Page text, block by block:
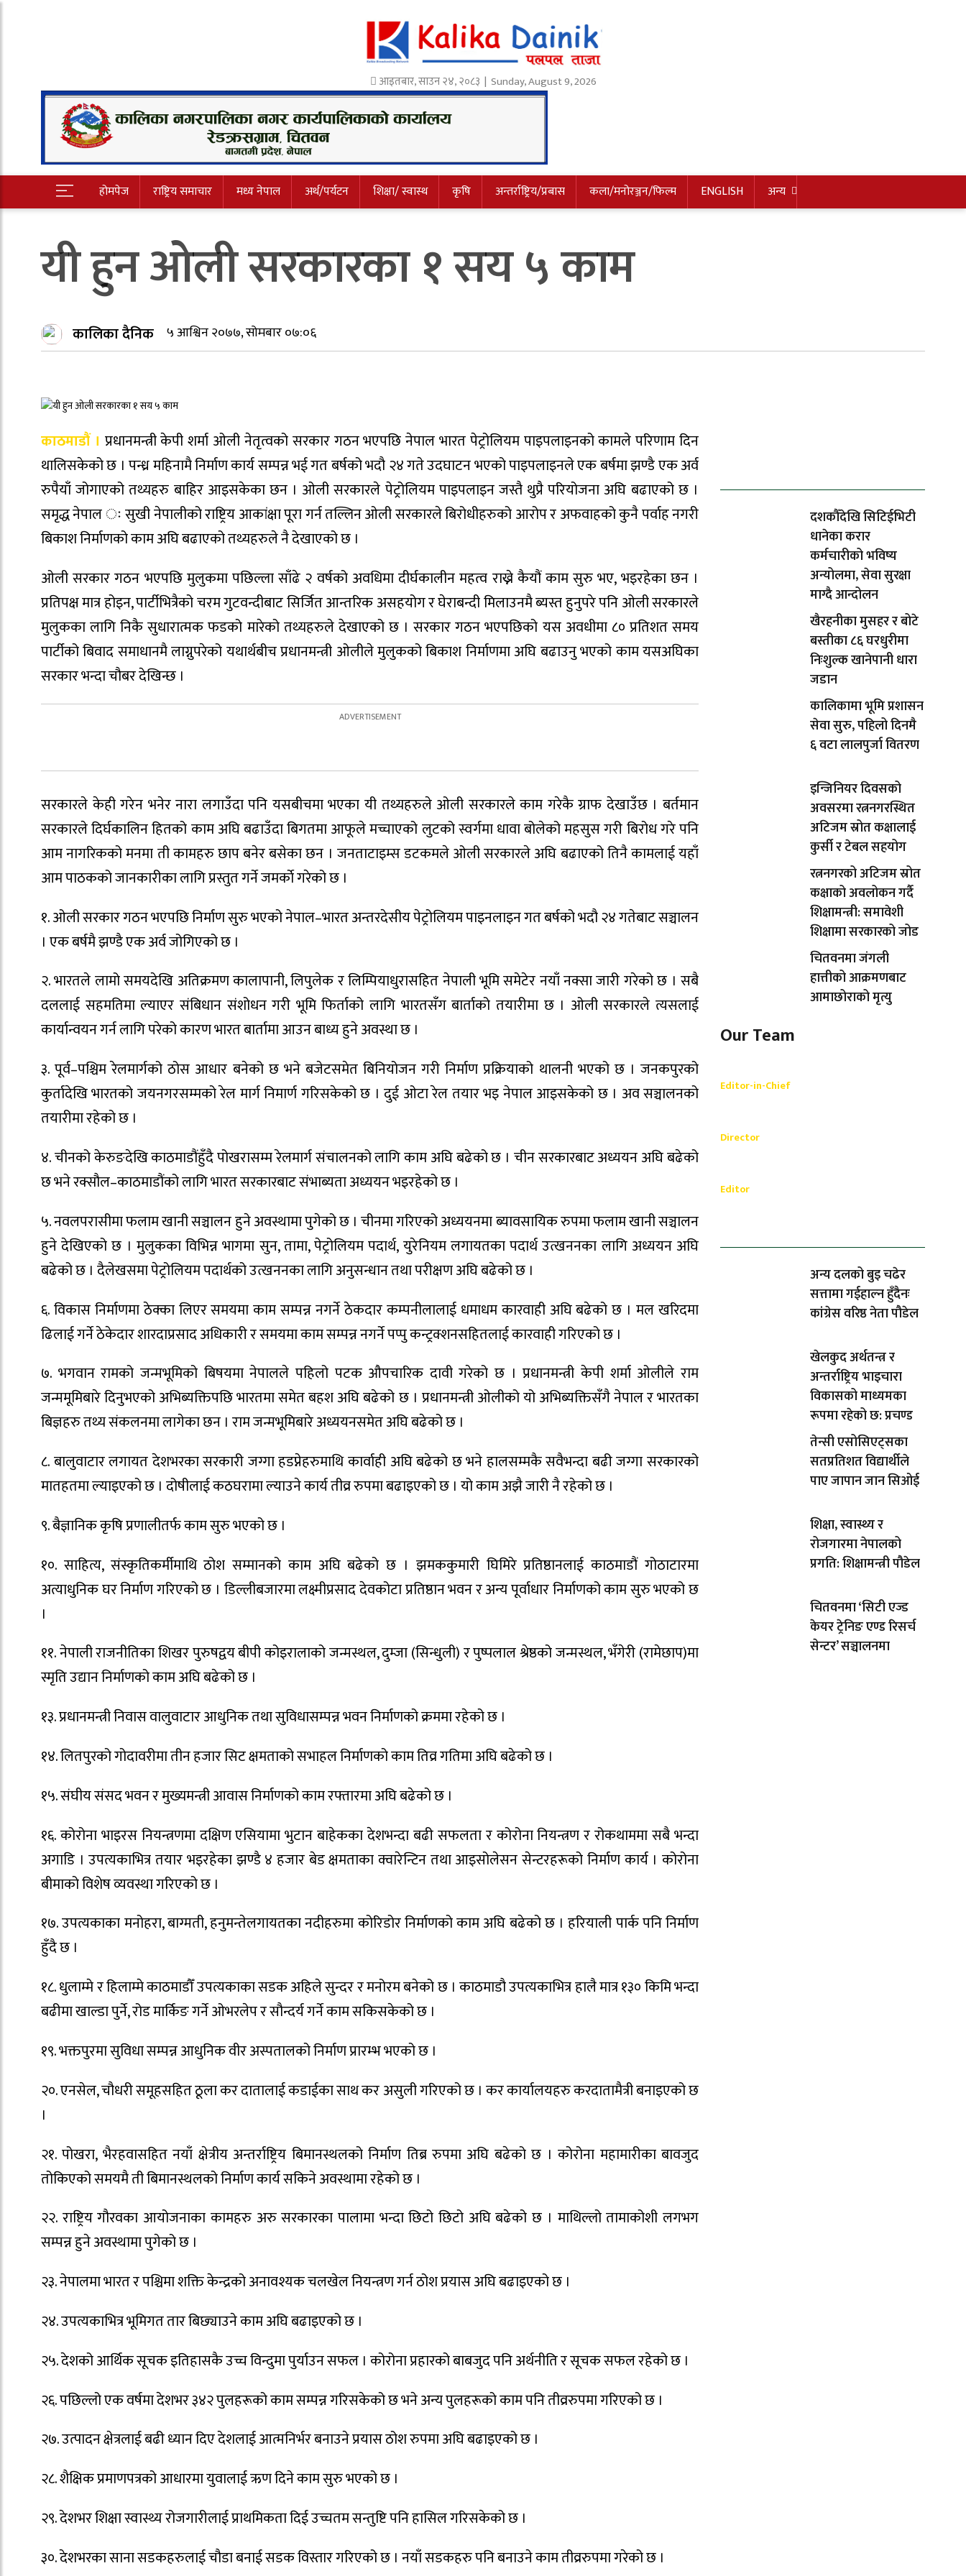
आइतबार,साउन२४,२०८३ | Sunday, August 9, 2026
होमपेज राष्ट्रिय समाचार मध्य नेपाल अर्थ/पर्यटन शिक्षा/ स्वास्थ कृषि अन्तर्राष्ट्रिय/प्रबास कला/मनोरञ्जन/फिल्म ENGLISH अन्य
यी हुन ओली सरकारका १ सय ५ काम
कालिका दैनिक ५ आश्विन २०७७, सोमबार ०७:०६
काठमाडौं । प्रधानमन्त्री केपी शर्मा ओली नेतृत्वको सरकार गठन भएपछि नेपाल भारत पेट्रोलियम पाइपलाइनको कामले परिणाम दिन
थालिसकेको छ । पन्ध्र महिनामै निर्माण कार्य सम्पन्न भई गत बर्षको भदौ २४ गते उदघाटन भएको पाइपलाइनले एक बर्षमा झण्डै एक अर्व
रुपैयाँ जोगाएको तथ्यहरु बाहिर आइसकेका छन । ओली सरकारले पेट्रोलियम पाइपलाइन जस्तै थुप्रै परियोजना अघि बढाएको छ ।
समृद्ध नेपाल ः सुखी नेपालीको राष्ट्रिय आकांक्षा पूरा गर्न तल्लिन ओली सरकारले बिरोधीहरुको आरोप र अफवाहको कुनै पर्वाह नगरी
बिकाश निर्माणको काम अघि बढाएको तथ्यहरुले नै देखाएको छ ।
ओली सरकार गठन भएपछि मुलुकमा पछिल्ला साँढे २ वर्षको अवधिमा दीर्घकालीन महत्व राख्ने कैयौं काम सुरु भए, भइरहेका छन ।
प्रतिपक्ष मात्र होइन, पार्टीभित्रैको चरम गुटवन्दीबाट सिर्जित आन्तरिक असहयोग र घेराबन्दी मिलाउनमै ब्यस्त हुनुपरे पनि ओली सरकारले
मुलुकका लागि निकै सुधारात्मक फडको मारेको तथ्यहरुले देखाएको छ । सरकार गठन भएपछिको यस अवधीमा ८० प्रतिशत समय
पार्टीको बिवाद समाधानमै लाग्नुपरेको यथार्थबीच प्रधानमन्त्री ओलीले मुलुकको बिकाश निर्माणमा अघि बढाउनु भएको काम यसअघिका
सरकार भन्दा चौबर देखिन्छ ।
सरकारले केही गरेन भनेर नारा लगाउँदा पनि यसबीचमा भएका यी तथ्यहरुले ओली सरकारले काम गरेकै ग्राफ देखाउँछ । बर्तमान
सरकारले दिर्घकालिन हितको काम अघि बढाउँदा बिगतमा आफूले मच्चाएको लुटको स्वर्गमा धावा बोलेको महसुस गरी बिरोध गरे पनि
आम नागरिकको मनमा ती कामहरु छाप बनेर बसेका छन । जनताटाइम्स डटकमले ओली सरकारले अघि बढाएको तिनै कामलाई यहाँ
आम पाठकको जानकारीका लागि प्रस्तुत गर्ने जमर्काे गरेको छ ।
१. ओली सरकार गठन भएपछि निर्माण सुरु भएको नेपाल–भारत अन्तरदेसीय पेट्रोलियम पाइनलाइन गत बर्षको भदौ २४ गतेबाट सञ्चालन
। एक बर्षमै झण्डै एक अर्व जोगिएको छ ।
२. भारतले लामो समयदेखि अतिक्रमण कालापानी, लिपुलेक र लिम्पियाधुरासहित नेपाली भूमि समेटेर नयाँ नक्सा जारी गरेको छ । सबै
दललाई सहमतिमा ल्याएर संबिधान संशोधन गरी भूमि फिर्ताको लागि भारतसँग बार्ताको तयारीमा छ । ओली सरकारले त्यसलाई
कार्यान्वयन गर्न लागि परेको कारण भारत बार्तामा आउन बाध्य हुने अवस्था छ ।
३. पूर्व–पश्चिम रेलमार्गको ठोस आधार बनेको छ भने बजेटसमेत बिनियोजन गरी निर्माण प्रक्रियाको थालनी भएको छ । जनकपुरको
कुर्तादेखि भारतको जयनगरसम्मको रेल मार्ग निमार्ण गरिसकेको छ । दुई ओटा रेल तयार भइ नेपाल आइसकेको छ । अव सञ्चालनको
तयारीमा रहेको छ ।
४. चीनको केरुङदेखि काठमाडौंहुँदै पोखरासम्म रेलमार्ग संचालनको लागि काम अघि बढेको छ । चीन सरकारबाट अध्ययन अघि बढेको
छ भने रक्सौल–काठमाडौंको लागि भारत सरकारबाट संभाब्यता अध्ययन भइरहेको छ ।
५. नवलपरासीमा फलाम खानी सञ्चालन हुने अवस्थामा पुगेको छ । चीनमा गरिएको अध्ययनमा ब्यावसायिक रुपमा फलाम खानी सञ्चालन
हुने देखिएको छ । मुलुकका विभिन्न भागमा सुन, तामा, पेट्रोलियम पदार्थ, युरेनियम लगायतका पदार्थ उत्खननका लागि अध्ययन अघि
बढेको छ । दैलेखसमा पेट्रोलियम पदार्थको उत्खननका लागि अनुसन्धान तथा परीक्षण अघि बढेको छ ।
६. विकास निर्माणमा ठेक्का लिएर समयमा काम सम्पन्न नगर्ने ठेकदार कम्पनीलालाई धमाधम कारवाही अघि बढेको छ । मल खरिदमा
ढिलाई गर्ने ठेकेदार शारदाप्रसाद अधिकारी र समयमा काम सम्पन्न नगर्ने पप्पु कन्ट्रक्शनसहितलाई कारवाही गरिएको छ ।
७. भगवान रामको जन्मभूमिको बिषयमा नेपालले पहिलो पटक औपचारिक दावी गरेको छ । प्रधानमन्त्री केपी शर्मा ओलीले राम
जन्ममूमिबारे दिनुभएको अभिब्यक्तिपछि भारतमा समेत बहश अघि बढेको छ । प्रधानमन्त्री ओलीको यो अभिब्यक्तिसँगै नेपाल र भारतका
बिज्ञहरु तथ्य संकलनमा लागेका छन । राम जन्मभूमिबारे अध्ययनसमेत अघि बढेको छ ।
८. बालुवाटार लगायत देशभरका सरकारी जग्गा हडप्नेहरुमाथि कार्वाही अघि बढेको छ भने हालसम्मकै सवैभन्दा बढी जग्गा सरकारको
मातहतमा ल्याइएको छ । दोषीलाई कठघरामा ल्याउने कार्य तीव्र रुपमा बढाइएको छ । यो काम अझै जारी नै रहेको छ ।
९. बैज्ञानिक कृषि प्रणालीतर्फ काम सुरु भएको छ ।
१०. साहित्य, संस्कृतिकर्मीमाथि ठोश सम्मानको काम अघि बढेको छ । झमककुमारी घिमिरे प्रतिष्ठानलाई काठमाडौं गोठाटारमा
अत्याधुनिक घर निर्माण गरिएको छ । डिल्लीबजारमा लक्ष्मीप्रसाद देवकोटा प्रतिष्ठान भवन र अन्य पूर्वाधार निर्माणको काम सुरु भएको छ
।
११. नेपाली राजनीतिका शिखर पुरुषद्वय बीपी कोइरालाको जन्मस्थल, दुम्जा (सिन्धुली) र पुष्पलाल श्रेष्ठको जन्मस्थल, भँगेरी (रामेछाप)मा
स्मृति उद्यान निर्माणको काम अघि बढेको छ ।
१३. प्रधानमन्त्री निवास वालुवाटार आधुनिक तथा सुविधासम्पन्न भवन निर्माणको क्रममा रहेको छ ।
१४. लितपुरको गोदावरीमा तीन हजार सिट क्षमताको सभाहल निर्माणको काम तिव्र गतिमा अघि बढेको छ ।
१५. संघीय संसद भवन र मुख्यमन्त्री आवास निर्माणको काम रफ्तारमा अघि बढेको छ ।
१६. कोरोना भाइरस नियन्त्रणमा दक्षिण एसियामा भुटान बाहेकका देशभन्दा बढी सफलता र कोरोना नियन्त्रण र रोकथाममा सबै भन्दा
अगाडि । उपत्यकाभित्र तयार भइरहेका झण्डै ४ हजार बेड क्षमताका क्वारेन्टिन तथा आइसोलेसन सेन्टरहरूको निर्माण कार्य । कोरोना
बीमाको विशेष व्यवस्था गरिएको छ ।
१७. उपत्यकाका मनोहरा, बाग्मती, हनुमन्तेलगायतका नदीहरुमा कोरिडोर निर्माणको काम अघि बढेको छ । हरियाली पार्क पनि निर्माण
हुँदै छ ।
१८. धुलाम्मे र हिलाम्मे काठमाडौँ उपत्यकाका सडक अहिले सुन्दर र मनोरम बनेको छ । काठमाडौ उपत्यकाभित्र हालै मात्र १३० किमि भन्दा
बढीमा खाल्डा पुर्ने, रोड मार्किङ गर्ने ओभरलेप र सौन्दर्य गर्ने काम सकिसकेको छ ।
१९. भक्तपुरमा सुविधा सम्पन्न आधुनिक वीर अस्पतालको निर्माण प्रारम्भ भएको छ ।
२०. एनसेल, चौधरी समूहसहित ठूला कर दातालाई कडाईका साथ कर असुली गरिएको छ । कर कार्यालयहरु करदातामैत्री बनाइएको छ
।
२१. पोखरा, भैरहवासहित नयाँ क्षेत्रीय अन्तर्राष्ट्रिय बिमानस्थलको निर्माण तिब्र रुपमा अघि बढेको छ । कोरोना महामारीका बावजुद
तोकिएको समयमै ती बिमानस्थलको निर्माण कार्य सकिने अवस्थामा रहेको छ ।
२२. राष्ट्रिय गौरवका आयोजनाका कामहरु अरु सरकारका पालामा भन्दा छिटो छिटो अघि बढेको छ । माथिल्लो तामाकोशी लगभग
सम्पन्न हुने अवस्थामा पुगेको छ ।
२३. नेपालमा भारत र पश्चिमा शक्ति केन्द्रको अनावश्यक चलखेल नियन्त्रण गर्न ठोश प्रयास अघि बढाइएको छ ।
२४. उपत्यकाभित्र भूमिगत तार बिछ्याउने काम अघि बढाइएको छ ।
२५. देशको आर्थिक सूचक इतिहासकै उच्च विन्दुमा पुर्याउन सफल । कोरोना प्रहारको बाबजुद पनि अर्थनीति र सूचक सफल रहेको छ ।
२६. पछिल्लो एक वर्षमा देशभर ३४२ पुलहरूको काम सम्पन्न गरिसकेको छ भने अन्य पुलहरूको काम पनि तीव्ररुपमा गरिएको छ ।
२७. उत्पादन क्षेत्रलाई बढी ध्यान दिए देशलाई आत्मनिर्भर बनाउने प्रयास ठोश रुपमा अघि बढाइएको छ ।
२८. शैक्षिक प्रमाणपत्रको आधारमा युवालाई ऋण दिने काम सुरु भएको छ ।
२९. देशभर शिक्षा स्वास्थ्य रोजगारीलाई प्राथमिकता दिई उच्चतम सन्तुष्टि पनि हासिल गरिसकेको छ ।
३०. देशभरका साना सडकहरुलाई चौडा बनाई सडक विस्तार गरिएको छ । नयाँ सडकहरु पनि बनाउने काम तीव्ररुपमा गरेको छ ।
दशकौँदेखि सिटिईभिटी
धानेका करार
कर्मचारीको भविष्य
अन्योलमा, सेवा सुरक्षा
माग्दै आन्दोलन
खैरहनीका मुसहर र बोटे
बस्तीका ८६ घरधुरीमा
निःशुल्क खानेपानी धारा
जडान
कालिकामा भूमि प्रशासन
सेवा सुरु, पहिलो दिनमै
६ वटा लालपुर्जा वितरण
इन्जिनियर दिवसको
अवसरमा रत्ननगरस्थित
अटिजम स्रोत कक्षालाई
कुर्सी र टेबल सहयोग
रत्ननगरको अटिजम स्रोत
कक्षाको अवलोकन गर्दै
शिक्षामन्त्री: समावेशी
शिक्षामा सरकारको जोड
चितवनमा जंगली
हात्तीको आक्रमणबाट
आमाछोराको मृत्यु
Our Team
Editor-in-Chief
Director
Editor
अन्य दलको बुइ चढेर
सत्तामा गईहाल्न हुँदैनः
कांग्रेस वरिष्ठ नेता पौडेल
खेलकुद अर्थतन्त्र र
अन्तर्राष्ट्रिय भाइचारा
विकासको माध्यमका
रूपमा रहेको छ: प्रचण्ड
तेन्सी एसोसिएट्सका
सतप्रतिशत विद्यार्थीले
पाए जापान जान सिओई
शिक्षा, स्वास्थ्य र
रोजगारमा नेपालको
प्रगति: शिक्षामन्त्री पौडेल
चितवनमा ‘सिटी एज्ड
केयर ट्रेनिङ एण्ड रिसर्च
सेन्टर’ सञ्चालनमा